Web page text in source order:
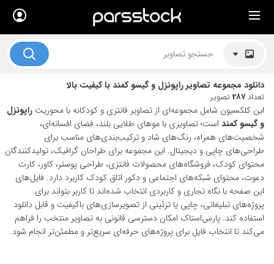
دانلود مجموعه تصاویر راپونزل و گیسو کمند با کیفیت بالا
تعداد287تصویر
این کلکسیون شامل مجموعه‌ای از تصاویر فانتزی و کودکانه با محوریت راپونزل
و گیسو کمند است؛ تصاویری با موهای طلایی بلند، فضای افسانه‌ای،
شخصیت‌های همراه، رنگ‌های شاد و ترکیب‌بندی‌های مناسب برای
طراحی‌های چاپی و دیجیتال. این مجموعه برای طراحان گرافیک، تولیدکنندگان
محتوای کودک، فروشگاه‌های محصولات فانتزی، طراحی پوستر، کاور، کارت
دعوت، محتوای شبکه‌های اجتماعی و دکور اتاق کودک کاربرد دارد. فایل‌های
این صفحه با نگاه تجاری و کاربردی انتخاب شده‌اند تا کاربر بتواند برای
پروژه‌های تبلیغاتی، چاپی یا تزئینی از تصویرسازی‌های باکیفیت و قابل دانلود
استفاده کند. پارس‌استاک امکان دسترسی قانونی به تصاویر منتخب را فراهم
می‌کند تا انتخاب فایل برای پروژه‌های حرفه‌ای سریع‌تر و مطمئن‌تر انجام شود.
× لیست قیمت ها
موضوعات تصاویر
دکوراسیون و فضاها
هنرمندان ایرانی
کسب درآمد از فروش تصاویر
021 28428845
تماس با ما
بلاگ پارس استاک